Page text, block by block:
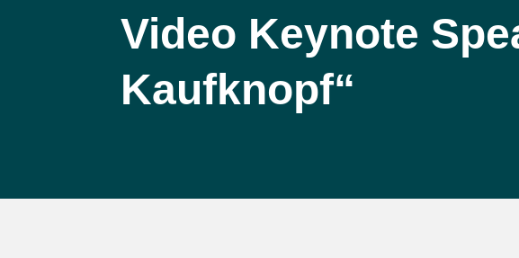
Video Keynote
Kaufknopf“